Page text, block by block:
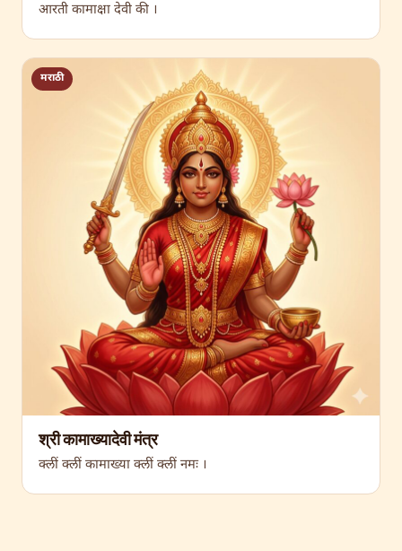
आरती कामाक्षा देवी की ।
मराठी
श्री कामाख्यादेवी मंत्र
क्लीं क्लीं कामाख्या क्लीं क्लीं नमः ।